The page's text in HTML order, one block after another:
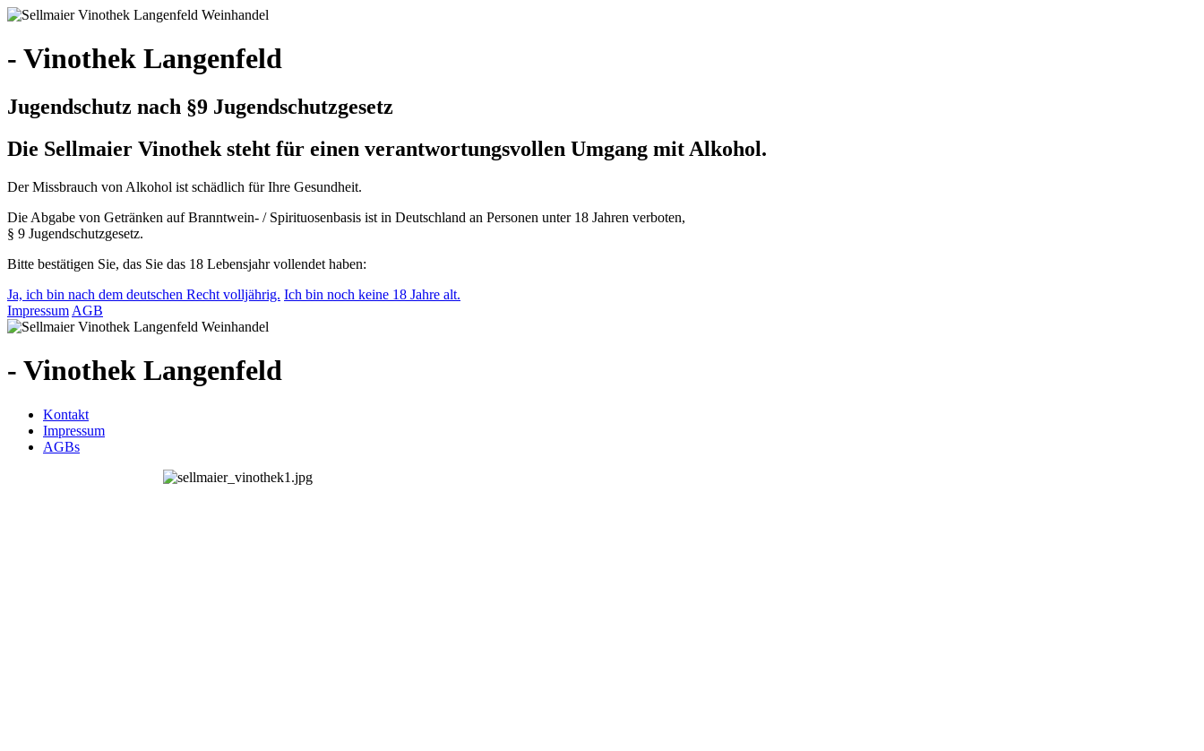
- Vinothek Langenfeld
Jugendschutz nach §9 Jugendschutzgesetz
Die Sellmaier Vinothek steht für einen verantwortungsvollen Umgang mit Alkohol.
Der Missbrauch von Alkohol ist schädlich für Ihre Gesundheit.
Die Abgabe von Getränken auf Branntwein- / Spirituosenbasis ist in Deutschland an Personen unter 18 Jahren verboten,
§ 9 Jugendschutzgesetz.
Bitte bestätigen Sie, das Sie das 18 Lebensjahr vollendet haben:
Ja, ich bin nach dem deutschen Recht volljährig. Ich bin noch keine 18 Jahre alt.
Impressum AGB
- Vinothek Langenfeld
Kontakt
Impressum
AGBs